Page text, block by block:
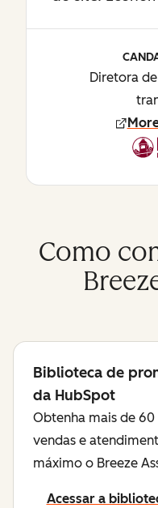
Diretora
Como
Biblioteca de
da HubSpot
Obtenha mais de
vendas e
máximo o Breeze
Acessar a